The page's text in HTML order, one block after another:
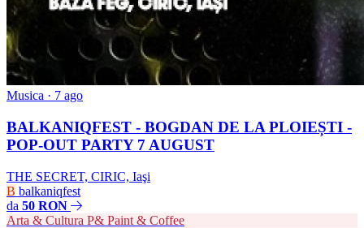
Musica · 7 ago
BALKANIQFEST - BOGDAN DE LA PLOIEȘTI -
POP-OUT PARTY 7 AUGUST
THE SECRET, CIRIC, Iaşi
B balkaniqfest
da 50 RON
Arta & Cultura P& Paint & Coffee